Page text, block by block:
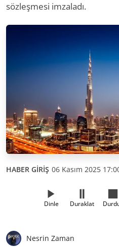
sözleşmesi imzaladı.
HABER GİRİŞ 06 Kasım 2025
Dinle Duraklat
Nesrin Zaman